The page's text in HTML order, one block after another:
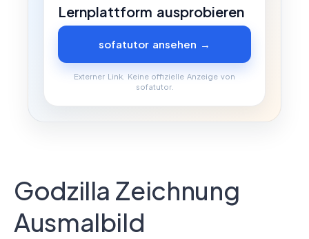
Lernplattform ausprobieren
sofatutor ansehen →
Externer Link. Keine offizielle Anzeige von
sofatutor.
Godzilla Zeichnung
Ausmalbild